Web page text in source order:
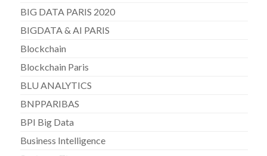
BIG DATA PARIS 2020
BIGDATA & AI PARIS
Blockchain
Blockchain Paris
BLU ANALYTICS
BNPPARIBAS
BPI Big Data
Business Intelligence